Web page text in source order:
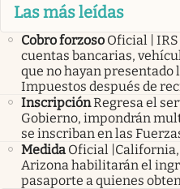
Las más leídas
Cobro forzoso Oficial |
cuentas bancarias,
que no hayan presentado
Impuestos después de
InscripciónRegresa el
Gobierno, impondrán
se inscriban en las
Medida Oficial |California,
Arizona habilitarán el
pasaporte a quienes